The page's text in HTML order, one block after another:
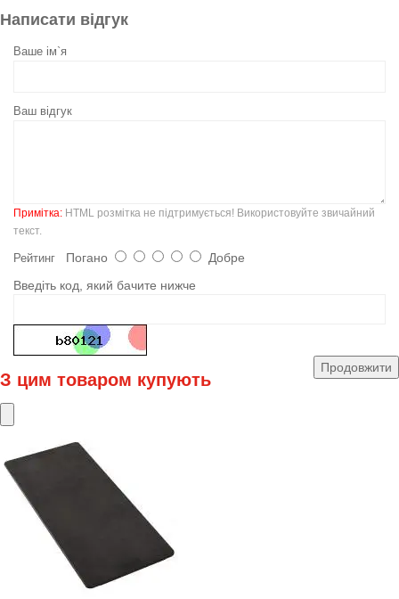
Написати відгук
Ваше ім`я
Ваш відгук
Примітка: HTML розмітка не підтримується! Використовуйте звичайний
текст.
Рейтинг Погано
Добре
Введіть код, який бачите нижче
Продовжити
З цим товаром купують